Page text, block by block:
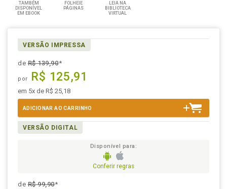
TAMBÉM
DISPONÍVEL
EM EBOOK
FOLHEIE
PÁGINAS
LEIA NA
BIBLIOTECA
VIRTUAL
VERSÃO IMPRESSA
deR$ 139,90*
por R$ 125,91
em 5x de R$ 25,18
ADICIONAR AO CARRINHO
VERSÃO DIGITAL
Disponível para:
Conferir regras
deR$ 99,90*